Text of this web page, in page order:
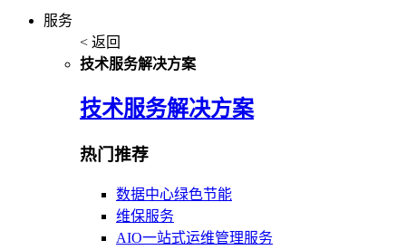
服务
< 返回
技术服务解决方案
技术服务解决方案
热门推荐
数据中心绿色节能
维保服务
AIO一站式运维管理服务